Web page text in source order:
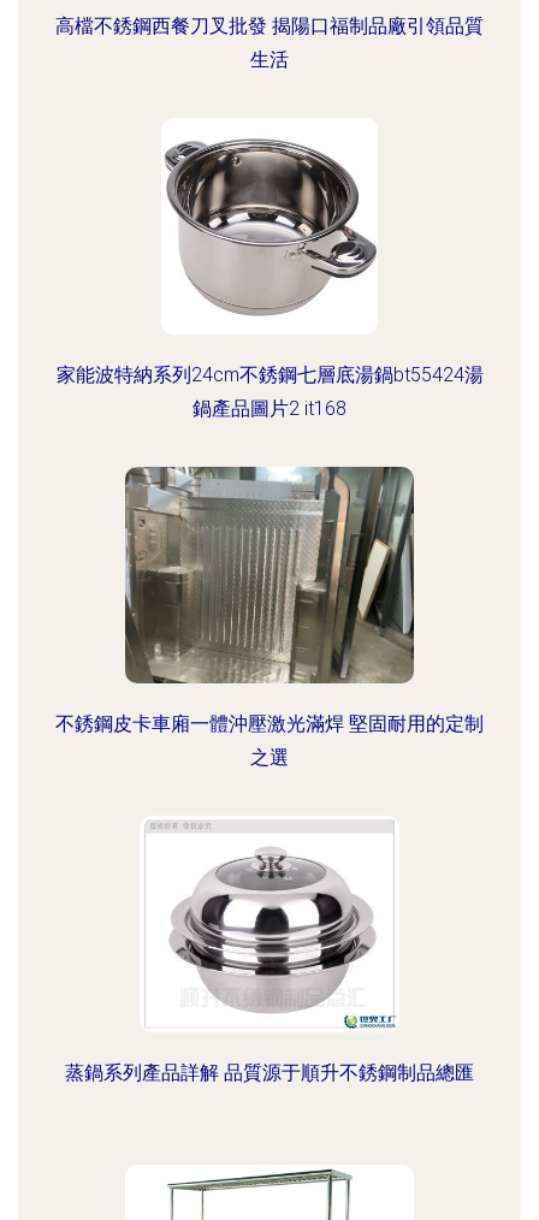
高檔不銹鋼西餐刀叉批發 揭陽口福制品廠引領品質
生活
家能波特納系列24cm不銹鋼七層底湯鍋bt55424湯
鍋產品圖片2 it168
不銹鋼皮卡車廂一體沖壓激光滿焊 堅固耐用的定制
之選
蒸鍋系列產品詳解 品質源于順升不銹鋼制品總匯